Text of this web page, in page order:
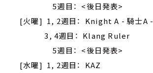
5週目： <後日発表>
[火曜] 1, 2週目： Knight A - 騎士A -
3, 4週目： Klang Ruler
5週目： <後日発表>
[水曜] 1, 2週目： KAZ